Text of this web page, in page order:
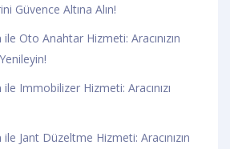
Güvence Altına Alın!
Oto Anahtar Hizmeti: Aracınızın
Immobilizer Hizmeti: Aracınızı
Jant Düzeltme Hizmeti: Aracınızın